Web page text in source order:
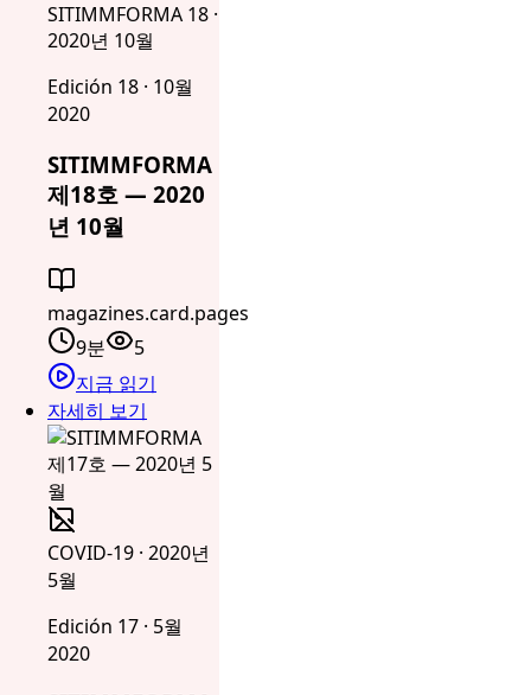
SITIMMFORMA 18 ·
2020년 10월
Edición 18 · 10월
2020
SITIMMFORMA
제18호 — 2020
년 10월
magazines.card.pages
9분
5
지금 읽기
자세히 보기
COVID-19 · 2020년
5월
Edición 17 · 5월
2020